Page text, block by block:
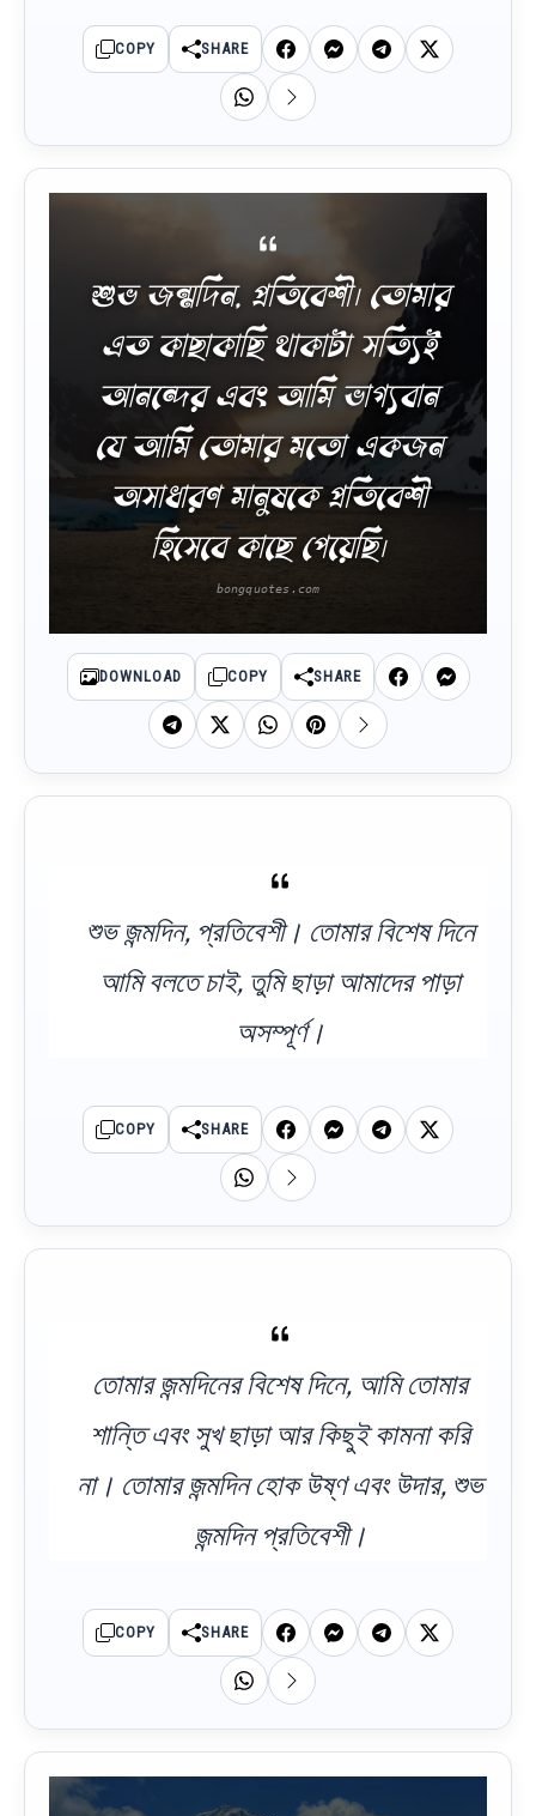
COPY SHARE
শুভ জন্মদিন, প্রতিবেশী। তোমার
এত কাছাকাছি থাকাটা সত্যিই
আনন্দের এবং আমি ভাগ্যবান
যে আমি তোমার মতো একজন
অসাধারণ মানুষকে প্রতিবেশী
হিসেবে কাছে পেয়েছি।
DOWNLOAD COPY SHARE
শুভ জন্মদিন, প্রতিবেশী। তোমার বিশেষ দিনে
আমি বলতে চাই, তুমি ছাড়া আমাদের পাড়া
অসম্পূর্ণ।
COPY SHARE
তোমার জন্মদিনের বিশেষ দিনে, আমি তোমার
শান্তি এবং সুখ ছাড়া আর কিছুই কামনা করি
না। তোমার জন্মদিন হোক উষ্ণ এবং উদার, শুভ
জন্মদিন প্রতিবেশী।
COPY SHARE